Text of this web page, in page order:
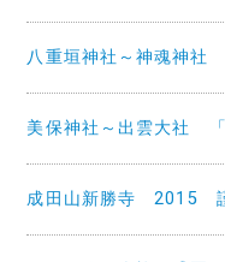
ン
八重垣神社～神魂神
美保神社～出雲大社 「
成田山新勝寺 2015